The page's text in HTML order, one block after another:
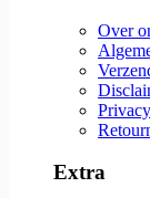
Over
Extra